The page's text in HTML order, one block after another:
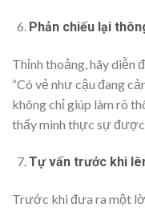
Phản chiếu lại
Thỉnh thoảng, hãy diễn
“Có vẻ như cậu đang
không chỉ giúp làm rõ
thấy mình thực sự được
Tự vấn trước khi
Trước khi đưa ra một